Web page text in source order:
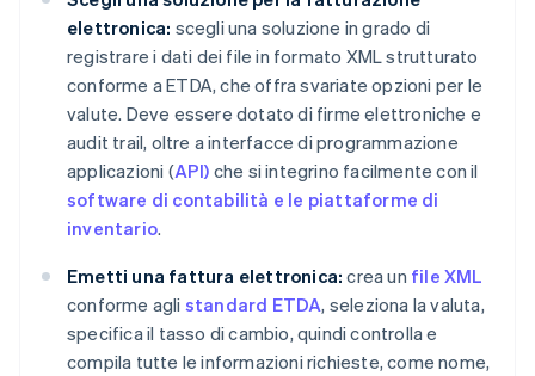
elettronica: scegli una soluzione in grado di
registrare i dati dei file in formato XML strutturato
conforme a ETDA, che offra svariate opzioni per le
valute. Deve essere dotato di firme elettroniche e
audit trail, oltre a interfacce di programmazione
applicazioni (API) che si integrino facilmente con il
software di contabilità e le piattaforme di
inventario.
Emetti una fattura elettronica: crea un file XML
conforme agli standard ETDA, seleziona la valuta,
specifica il tasso di cambio, quindi controlla e
compila tutte le informazioni richieste, come nome,